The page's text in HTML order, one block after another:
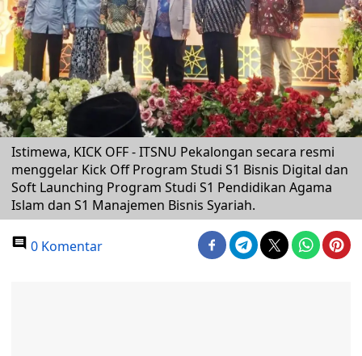
Istimewa, KICK OFF - ITSNU Pekalongan secara resmi
menggelar Kick Off Program Studi S1 Bisnis Digital dan
Soft Launching Program Studi S1 Pendidikan Agama
Islam dan S1 Manajemen Bisnis Syariah.
0 Komentar